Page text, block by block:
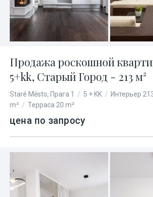
Продажа роскошной
5+kk, Старый Город - 213 м²
Staré Město, Прага 1 / 5 + KK / Интерьер
m² / Терраса 20 m²
цена по запросу